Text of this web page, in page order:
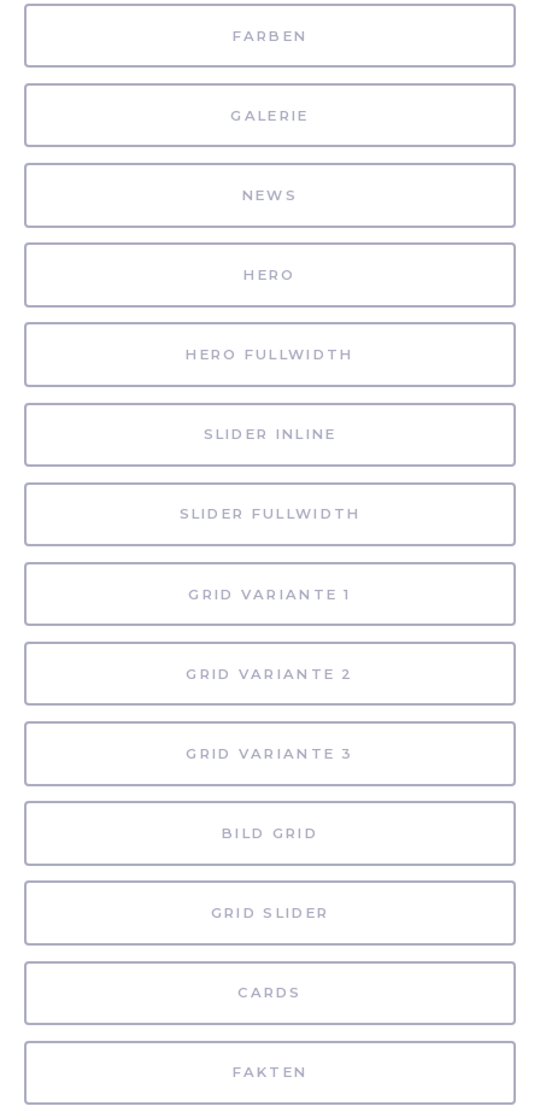
FARBEN
GALERIE
NEWS
HERO
HERO FULLWIDTH
SLIDER INLINE
SLIDER FULLWIDTH
GRID VARIANTE 1
GRID VARIANTE 2
GRID VARIANTE 3
BILD GRID
GRID SLIDER
CARDS
FAKTEN